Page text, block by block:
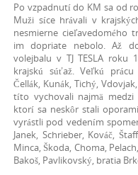
Po vzpadnutí do KM sa od
Muži síce hrávali v
nesmierne cieľavedomého
im dopriate nebolo. Až
volejbalu v TJ TESLA roku
krajskú súťaž. Veľkú
Čellák, Kunák, Tichý,
títo vychovali najmä medzi
ktorí sa neskôr stali
vyrástli pod vedením
Janek, Schrieber, Kováč,
Minca, Škoda, Choma,
Bakoš, Pavlikovský, bratia